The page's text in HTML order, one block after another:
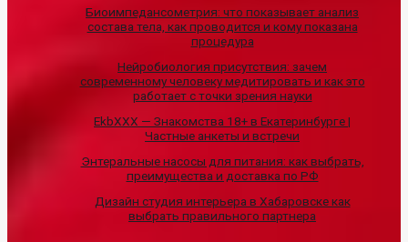
Биоимпедансометрия: что показывает анализ
состава тела, как проводится и кому показана
процедура
Нейробиология присутствия: зачем
современному человеку медитировать и как это
работает с точки зрения науки
EkbXXX — Знакомства 18+ в Екатеринбурге |
Частные анкеты и встречи
Энтеральные насосы для питания: как выбрать,
преимущества и доставка по РФ
Дизайн студия интерьера в Хабаровске как
выбрать правильного партнера